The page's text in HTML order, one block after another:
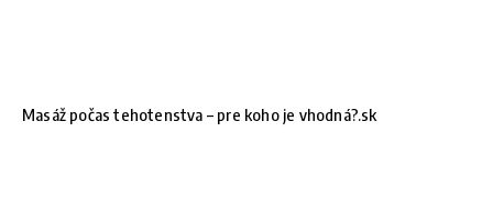
Masáž počas tehotenstva – pre koho je vhodná?.sk